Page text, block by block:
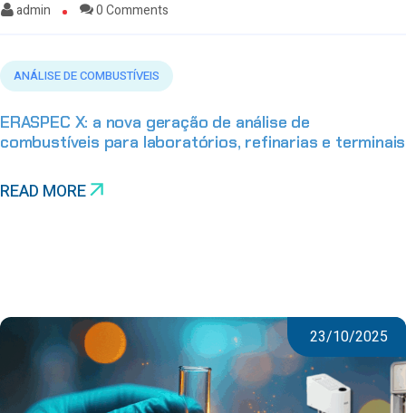
admin 0 Comments
ANÁLISE DE COMBUSTÍVEIS
ERASPEC X: a nova geração de análise de
combustíveis para laboratórios, refinarias e terminais
READ MORE
23/10/2025